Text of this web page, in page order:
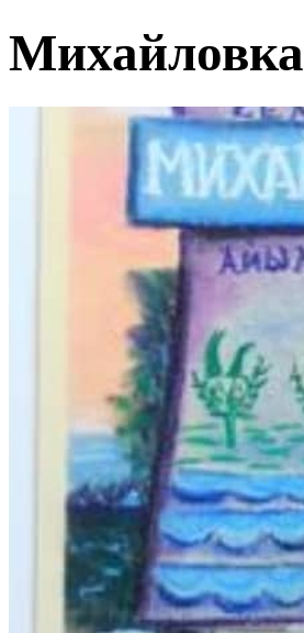
Михайловка